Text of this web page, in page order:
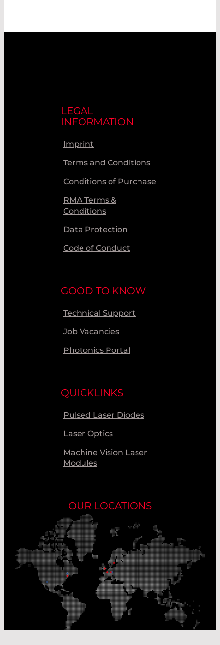
LEGAL
INFORMATION
Imprint
Terms and Conditions
Conditions of Purchase
RMA Terms &
Conditions
Data Protection
Code of Conduct
GOOD TO KNOW
Technical Support
Job Vacancies
Photonics Portal
QUICKLINKS
Pulsed Laser Diodes
Laser Optics
Machine Vision Laser
Modules
OUR LOCATIONS